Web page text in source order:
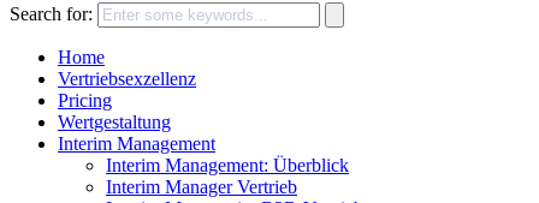
Search for:
Home
Vertriebsexzellenz
Pricing
Wertgestaltung
Interim Management
Interim Management: Überblick
Interim Manager Vertrieb